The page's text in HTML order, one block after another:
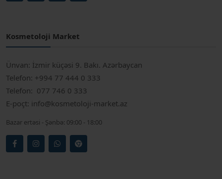
Kosmetoloji Market
Ünvan: İzmir küçəsi 9. Bakı. Azərbaycan
Telefon: +994 77 444 0 333
Telefon: 077 746 0 333
E-poçt: info@kosmetoloji-market.az
Bazar ertəsi - Şənbə: 09:00 - 18:00